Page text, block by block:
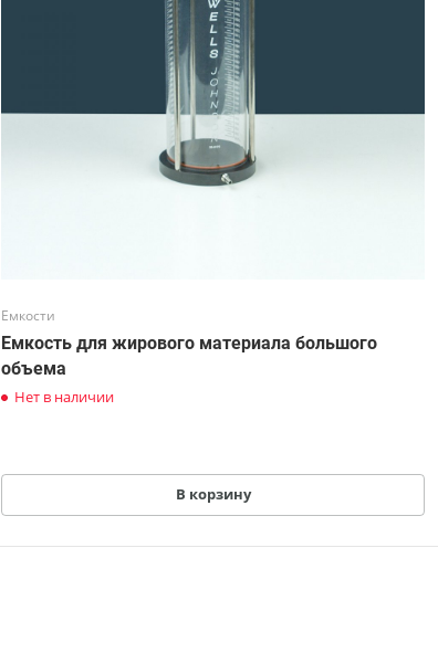
Емкости
Емкость для жирового материала большого
объема
Нет в наличии
В корзину